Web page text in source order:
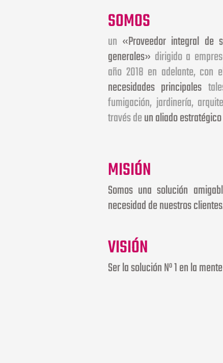
SOMOS
un «Proveedor integral de
generales»dirigido a
año 2018 en adelante, con
necesidades principales
fumigación, jardinería,
través deun aliado
MISIÓN
Somos una solución
necesidad de nuestros
VISIÓN
Ser la solución Nº 1 en la